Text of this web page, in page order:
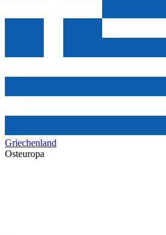
Griechenland
Osteuropa